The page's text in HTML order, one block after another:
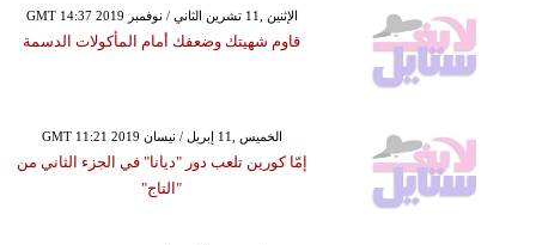
GMT 14:37 2019 الإثنين ,11 تشرين الثاني / نوفمبر
قاوم شهيتك وضعفك أمام المأكولات الدسمة
GMT 11:21 2019 الخميس ,11 إبريل / نيسان
إمّا كورين تلعب دور "ديانا" في الجزء الثاني من
"التاج"